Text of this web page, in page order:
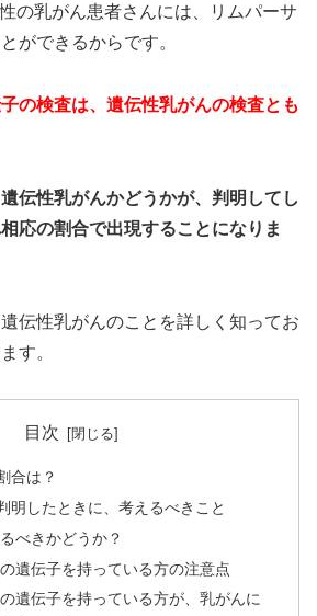
の乳がん患者さんには、リムパーサ
ができるからです。
の検査は、遺伝性乳がんの検査とも
伝性乳がんかどうかが、判明してし
応の割合で出現することになりま
伝性乳がんのことを詳しく知ってお
す。
目次
合は？
明したときに、考えるべきこと
べきかどうか？
遺伝子を持っている方の注意点
遺伝子を持っている方が、乳がんに